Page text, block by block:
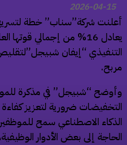
2026-04-15
يعادل 16% من إجمالي قوتها
“إيفان شبيجل”لتقليص
“شبيجل” في مذكرة
ضرورية لتعزيز كفاءة
الاصطناعي سمح للموظفين
إلى بعض الأدوار